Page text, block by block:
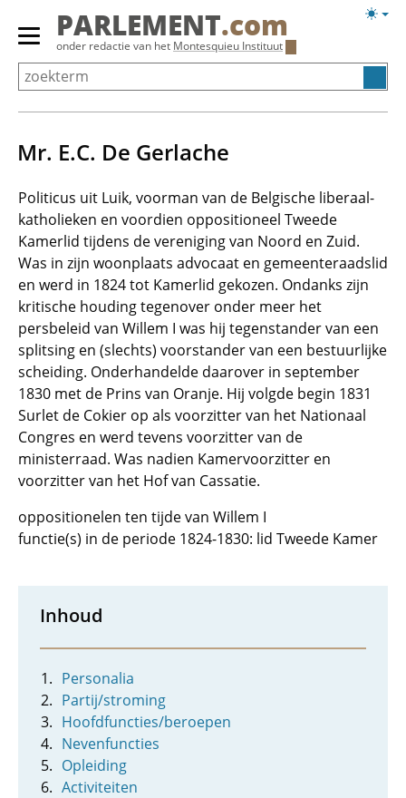
Overslaan
Primair
menu
tonen/verbergen
PARLEMENT.com
onder redactie van het Montesquieu Instituut
Mr. E.C. De Gerlache
Politicus uit Luik, voorman van de Belgische liberaal-
katholieken en voordien oppositioneel Tweede
Kamerlid tijdens de vereniging van Noord en Zuid.
Was in zijn woonplaats advocaat en gemeenteraadslid
en werd in 1824 tot Kamerlid gekozen. Ondanks zijn
kritische houding tegenover onder meer het
persbeleid van Willem I was hij tegenstander van een
splitsing en (slechts) voorstander van een bestuurlijke
scheiding. Onderhandelde daarover in september
1830 met de Prins van Oranje. Hij volgde begin 1831
Surlet de Cokier op als voorzitter van het Nationaal
Congres en werd tevens voorzitter van de
ministerraad. Was nadien Kamervoorzitter en
voorzitter van het Hof van Cassatie.
oppositionelen ten tijde van Willem I
functie(s) in de periode 1824-1830: lid Tweede Kamer
Inhoud
Personalia
Partij/stroming
Hoofdfuncties/beroepen
Nevenfuncties
Opleiding
Activiteiten